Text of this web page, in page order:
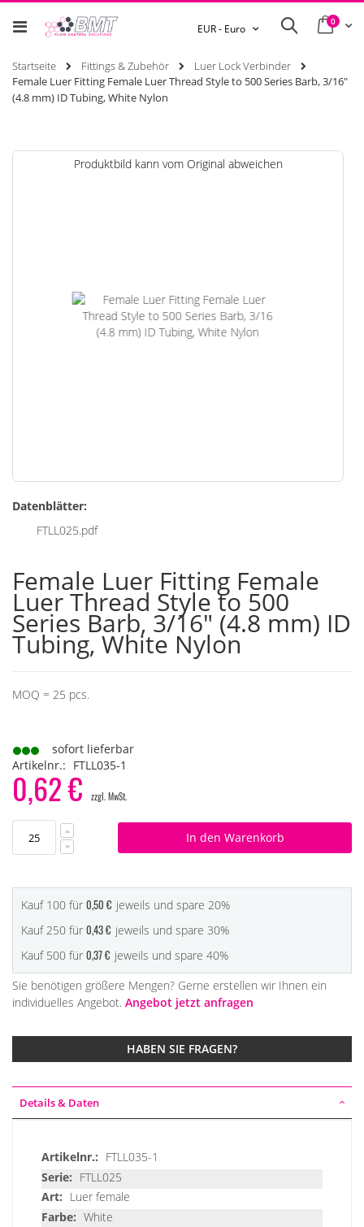
0
Search
Währung
EUR - Euro
Startseite Fittings & Zubehör
Luer Lock Verbinder
Female Luer Fitting Female Luer Thread Style to 500 Series Barb, 3/16"
(4.8 mm) ID Tubing, White Nylon
Zum
Produktbild kann vom Original abweichen
Anfang
Bildgalerie
Datenblätter:
FTLL025.pdf
Female Luer Fitting Female
Luer Thread Style to 500
Series Barb, 3/16" (4.8 mm) ID
Tubing, White Nylon
MOQ = 25 pcs.
sofort lieferbar
Artikelnr.
FTLL035-1
0,62 €
In den Warenkorb
Kauf 100 für 0,50 € jeweils und spare 20%
Kauf 250 für 0,43 € jeweils und spare 30%
Kauf 500 für 0,37 € jeweils und spare 40%
Sie benötigen größere Mengen? Gerne erstellen wir Ihnen ein
individuelles Angebot. Angebot jetzt anfragen
HABEN SIE FRAGEN?
Details & Daten
Details
&
FTLL035-1
FTLL025
Luer female
White